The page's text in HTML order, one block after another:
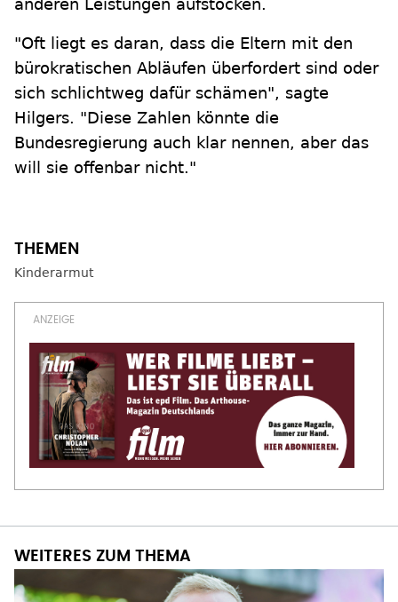
anderen Leistungen aufstocken.
"Oft liegt es daran, dass die Eltern mit den
bürokratischen Abläufen überfordert sind oder
sich schlichtweg dafür schämen", sagte
Hilgers. "Diese Zahlen könnte die
Bundesregierung auch klar nennen, aber das
will sie offenbar nicht."
Kinderarmut
WEITERES ZUM THEMA